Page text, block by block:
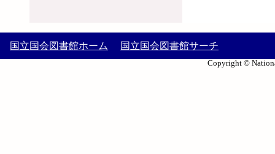
国立国会図書館ホーム 国立国会図書館サーチ
Copyright ©